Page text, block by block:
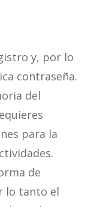
y, por lo
contraseña.
del
para la
de
lo tanto el